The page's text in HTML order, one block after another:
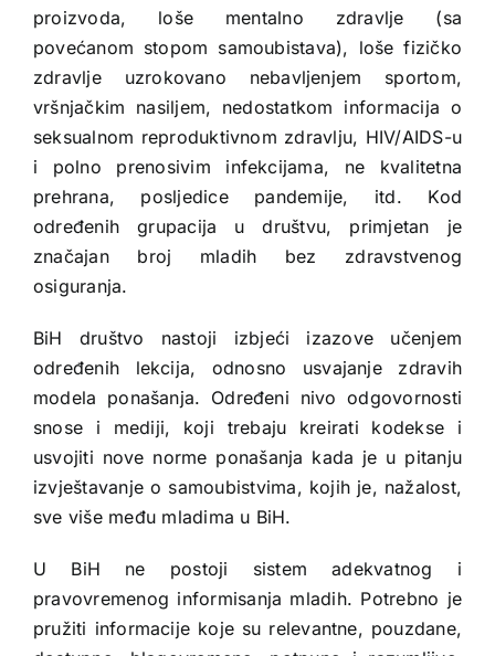
proizvoda, loše mentalno zdravlje (sa
povećanom stopom samoubistava), loše fizičko
zdravlje uzrokovano nebavljenjem sportom,
vršnjačkim nasiljem, nedostatkom informacija o
seksualnom reproduktivnom zdravlju, HIV/AIDS-u
i polno prenosivim infekcijama, ne kvalitetna
prehrana, posljedice pandemije, itd. Kod
određenih grupacija u društvu, primjetan je
značajan broj mladih bez zdravstvenog
osiguranja.
BiH društvo nastoji izbjeći izazove učenjem
određenih lekcija, odnosno usvajanje zdravih
modela ponašanja. Određeni nivo odgovornosti
snose i mediji, koji trebaju kreirati kodekse i
usvojiti nove norme ponašanja kada je u pitanju
izvještavanje o samoubistvima, kojih je, nažalost,
sve više među mladima u BiH.
U BiH ne postoji sistem adekvatnog i
pravovremenog informisanja mladih. Potrebno je
pružiti informacije koje su relevantne, pouzdane,